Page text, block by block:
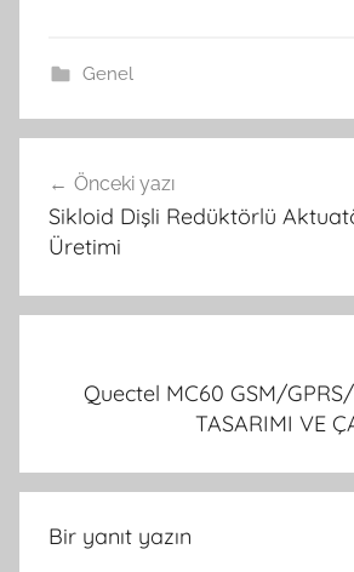
Genel
gezinmesi
Önceki yazı
Sikloid Dişli Redüktörlü
Üretimi
Quectel MC60 GSM/
TASARIMI VE
Bir yanıt yazın